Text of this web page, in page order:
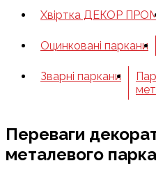
Хвіртка ДЕКОР
Оцинковані паркани
Зварні паркани
Переваги
металевого